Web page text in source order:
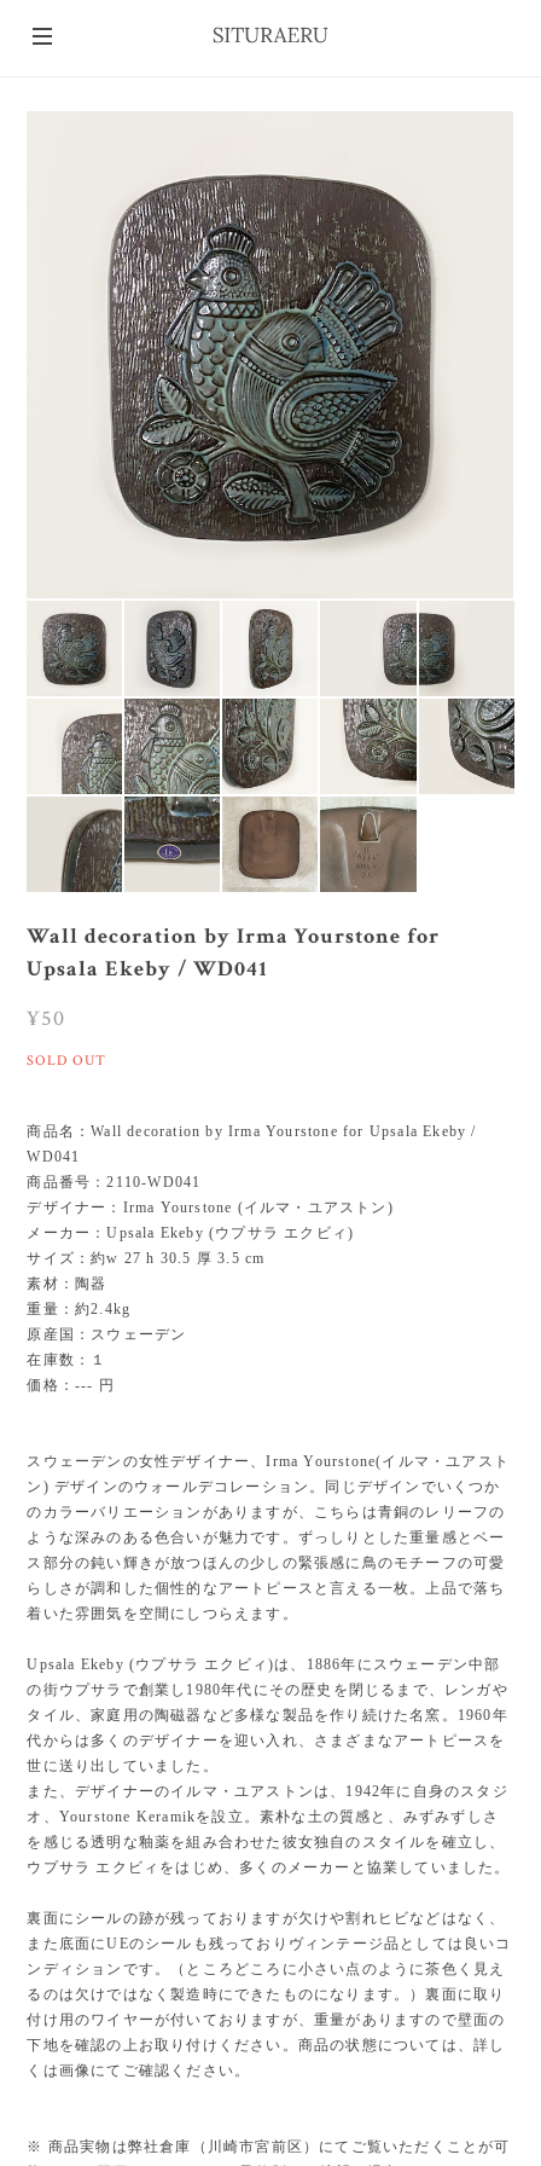
Wall decoration by Irma Yourstone for
Upsala Ekeby / WD041
¥50
SOLD OUT
商品名：Wall decoration by Irma Yourstone for Upsala Ekeby /
WD041
商品番号：2110-WD041
デザイナー：Irma Yourstone (イルマ・ユアストン)
メーカー：Upsala Ekeby (ウプサラ エクビィ)
サイズ：約w 27 h 30.5 厚 3.5 cm
素材：陶器
重量：約2.4kg
原産国：スウェーデン
在庫数：１
価格：--- 円
スウェーデンの女性デザイナー、Irma Yourstone(イルマ・ユアスト
ン) デザインのウォールデコレーション。同じデザインでいくつか
のカラーバリエーションがありますが、こちらは青銅のレリーフの
ような深みのある色合いが魅力です。ずっしりとした重量感とベー
ス部分の鈍い輝きが放つほんの少しの緊張感に鳥のモチーフの可愛
らしさが調和した個性的なアートピースと言える一枚。上品で落ち
着いた雰囲気を空間にしつらえます。
Upsala Ekeby (ウプサラ エクビィ)は、1886年にスウェーデン中部
の街ウプサラで創業し1980年代にその歴史を閉じるまで、レンガや
タイル、家庭用の陶磁器など多様な製品を作り続けた名窯。1960年
代からは多くのデザイナーを迎い入れ、さまざまなアートピースを
世に送り出していました。
また、デザイナーのイルマ・ユアストンは、1942年に自身のスタジ
オ、Yourstone Keramikを設立。素朴な土の質感と、みずみずしさ
を感じる透明な釉薬を組み合わせた彼女独自のスタイルを確立し、
ウプサラ エクビィをはじめ、多くのメーカーと協業していました。
裏面にシールの跡が残っておりますが欠けや割れヒビなどはなく、
また底面にUEのシールも残っておりヴィンテージ品としては良いコ
ンディションです。（ところどころに小さい点のように茶色く見え
るのは欠けではなく製造時にできたものになります。）裏面に取り
付け用のワイヤーが付いておりますが、重量がありますので壁面の
下地を確認の上お取り付けください。商品の状態については、詳し
くは画像にてご確認ください。
※ 商品実物は弊社倉庫（川崎市宮前区）にてご覧いただくことが可